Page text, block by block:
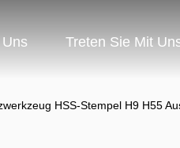
Treten Sie Mit
HSS-Stempel H9 H55